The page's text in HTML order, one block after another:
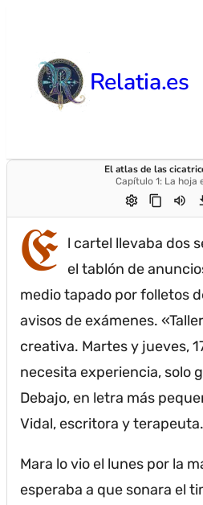
Relatia.es
El atlas de las
Capítulo 1: La hoja
settings content_copy volume_up
E l cartel llevaba dos
el tablón de
medio tapado por folletos
avisos de exámenes.
creativa. Martes y jueves,
necesita experiencia, solo
Debajo, en letra más
Vidal, escritora y
Mara lo vio el lunes por la
esperaba a que sonara el